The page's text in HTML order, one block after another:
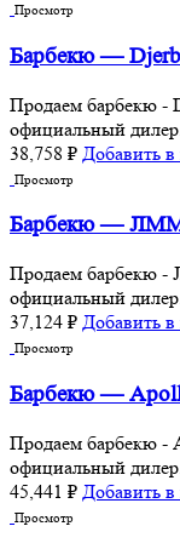
Просмотр
Барбекю —
Продаем барбекю -
официальный
38,758 ₽ Добавить в
Просмотр
Барбекю —
Продаем барбекю -
официальный
37,124 ₽ Добавить в
Просмотр
Барбекю —
Продаем барбекю -
официальный
45,441 ₽ Добавить в
Просмотр